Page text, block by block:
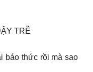
TRỄ
báo thức rồi mà sao